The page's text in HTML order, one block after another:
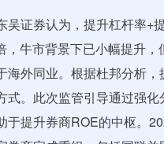
吴证券认为，提升杠杆率+
，牛市背景下已小幅提升
海外同业。根据杜邦分析
式。此次监管引导通过强
于提升券商ROE的中枢。